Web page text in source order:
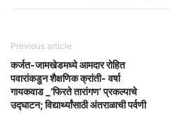
Previous article
कर्जत-जामखेडमध्ये आमदार रोहित
पवारांकडुन शैक्षणिक क्रांती- वर्षा
गायकवाड _’फिरते तारांगण’ प्रकल्पाचे
उद्घाटन; विद्यार्थ्यांसाठी अंतराळाची पर्वणी